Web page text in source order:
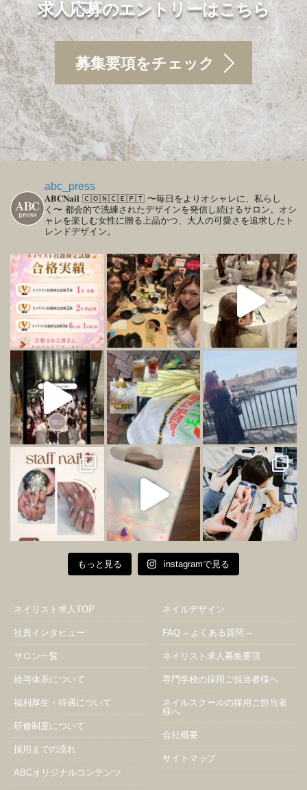
求人応募のエントリーはこちら
募集要項をチェック
abc_press
𝐀𝐁𝐂𝐍𝐚𝐢𝐥 🄲🄾🄽🄲🄴🄿🅃 〜毎日をよりオシャレに、私らし
く〜 都会的で洗練されたデザインを発信し続けるサロン。オシ
ャレを楽しむ女性に贈る上品かつ、大人の可愛さを追求したト
レンドデザイン。
もっと見る instagramで見る
ネイリスト求人TOP
社員インタビュー
サロン一覧
給与体系について
福利厚生・待遇について
研修制度について
採用までの流れ
ABCオリジナルコンテンツ
ネイルデザイン
FAQ – よくある質問 –
ネイリスト求人募集要項
専門学校の採用ご担当者様へ
ネイルスクールの採用ご担当者
様へ
会社概要
サイトマップ